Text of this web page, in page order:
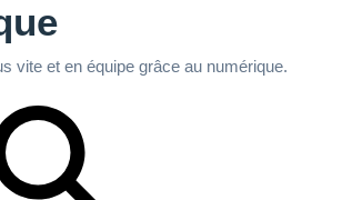
vite et en équipe grâce au numérique.